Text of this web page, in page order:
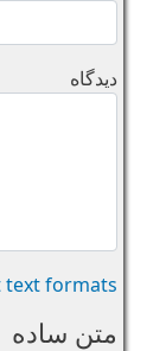
دیدگاه
text formats
متن ساده